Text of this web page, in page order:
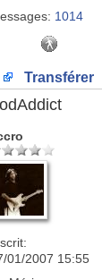
1014
Transférer
01/2007 15:55